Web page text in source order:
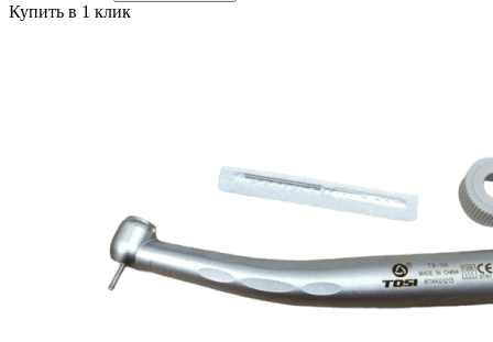
Купить в 1 клик